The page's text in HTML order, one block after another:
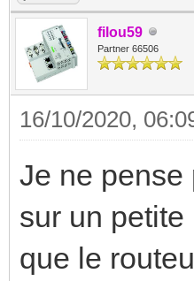
filou59
Partner 66506
16/10/2020,
Je ne pense
sur un
que le